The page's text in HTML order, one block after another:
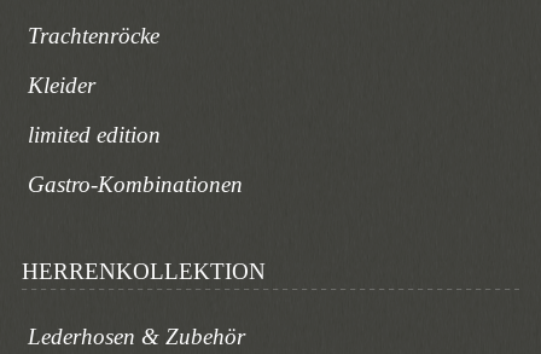
Trachtenröcke
Kleider
limited edition
Gastro-Kombinationen
HERRENKOLLEKTION
Lederhosen & Zubehör